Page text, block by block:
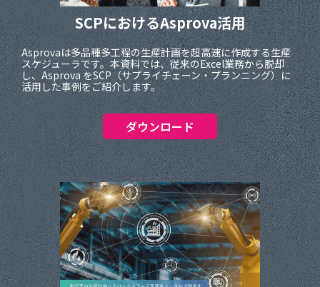
SCPにおけるAsprova活用
Asprovaは多品種多工程の生産計画を超高速に作成する生産
スケジューラです。本資料では、従来のExcel業務から脱却
し、Asprova をSCP（サプライチェーン・プランニング）に
活用した事例をご紹介します。
ダウンロード